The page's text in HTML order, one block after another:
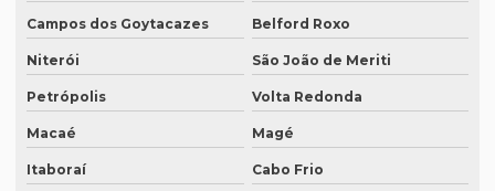
Empresa de legendagem
Empresa de legendagem de filmes
Empresa de legendagem de filmes em sp
Empresa de legendagem em inglês
Campos dos Goytacazes Belford Roxo
Niterói São João de Meriti
Petrópolis Volta Redonda
Macaé Magé
Itaboraí Cabo Frio